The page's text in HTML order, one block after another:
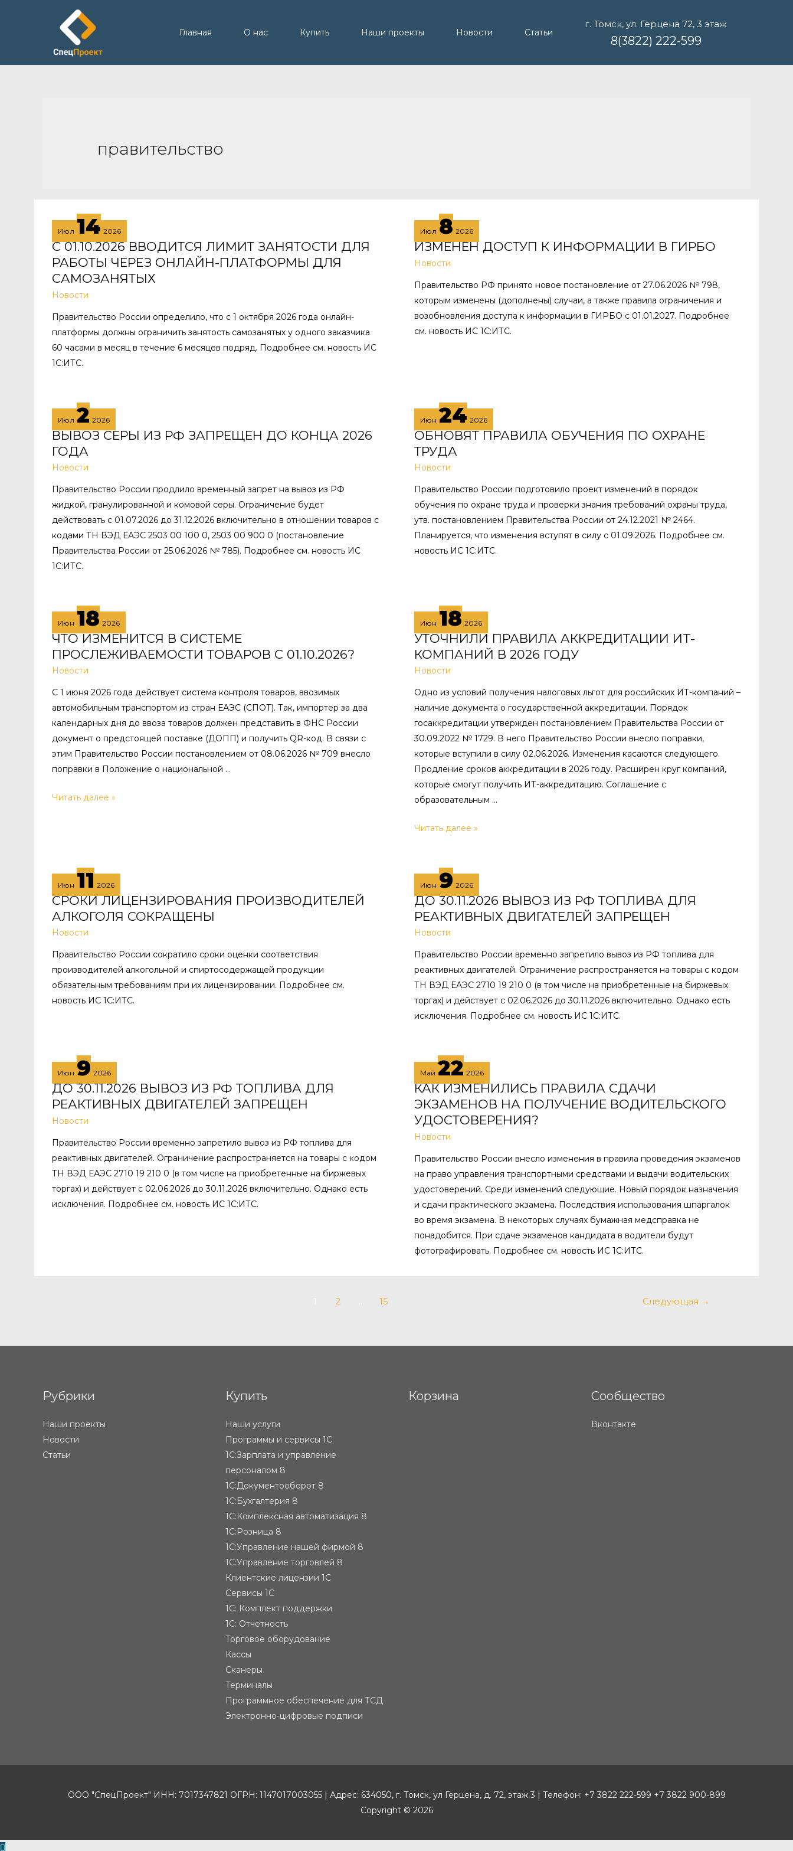
Главная О нас Купить Наши проекты Новости Статьи
г. Томск, ул. Герцена 72, 3 этаж
8(3822) 222-599
правительство
Июл 14 2026
С 01.10.2026 ВВОДИТСЯ ЛИМИТ ЗАНЯТОСТИ ДЛЯ
РАБОТЫ ЧЕРЕЗ ОНЛАЙН-ПЛАТФОРМЫ ДЛЯ
САМОЗАНЯТЫХ
Новости
Правительство России определило, что с 1 октября 2026 года онлайн-
платформы должны ограничить занятость самозанятых у одного заказчика
60 часами в месяц в течение 6 месяцев подряд. Подробнее см. новость ИС
1С:ИТС.
Июл 8 2026
ИЗМЕНЕН ДОСТУП К ИНФОРМАЦИИ В ГИРБО
Новости
Правительство РФ принято новое постановление от 27.06.2026 № 798,
которым изменены (дополнены) случаи, а также правила ограничения и
возобновления доступа к информации в ГИРБО с 01.01.2027. Подробнее
см. новость ИС 1С:ИТС.
Июл 2 2026
ВЫВОЗ СЕРЫ ИЗ РФ ЗАПРЕЩЕН ДО КОНЦА 2026
ГОДА
Новости
Правительство России продлило временный запрет на вывоз из РФ
жидкой, гранулированной и комовой серы. Ограничение будет
действовать с 01.07.2026 до 31.12.2026 включительно в отношении товаров с
кодами ТН ВЭД ЕАЭС 2503 00 100 0, 2503 00 900 0 (постановление
Правительства России от 25.06.2026 № 785). Подробнее см. новость ИС
1С:ИТС.
Июн 24 2026
ОБНОВЯТ ПРАВИЛА ОБУЧЕНИЯ ПО ОХРАНЕ
ТРУДА
Новости
Правительство России подготовило проект изменений в порядок
обучения по охране труда и проверки знания требований охраны труда,
утв. постановлением Правительства России от 24.12.2021 № 2464.
Планируется, что изменения вступят в силу с 01.09.2026. Подробнее см.
новость ИС 1С:ИТС.
Июн 18 2026
ЧТО ИЗМЕНИТСЯ В СИСТЕМЕ
ПРОСЛЕЖИВАЕМОСТИ ТОВАРОВ С 01.10.2026?
Новости
С 1 июня 2026 года действует система контроля товаров, ввозимых
автомобильным транспортом из стран ЕАЭС (СПОТ). Так, импортер за два
календарных дня до ввоза товаров должен представить в ФНС России
документ о предстоящей поставке (ДОПП) и получить QR-код. В связи с
этим Правительство России постановлением от 08.06.2026 № 709 внесло
поправки в Положение о национальной …
ЧТО
ТОВАРОВ
01.10.2026?
Читать далее »
Июн 18 2026
УТОЧНИЛИ ПРАВИЛА АККРЕДИТАЦИИ ИT-
КОМПАНИЙ В 2026 ГОДУ
Новости
Одно из условий получения налоговых льгот для российских ИТ-компаний –
наличие документа о государственной аккредитации. Порядок
госаккредитации утвержден постановлением Правительства России от
30.09.2022 № 1729. В него Правительство России внесло поправки,
которые вступили в силу 02.06.2026. Изменения касаются следующего.
Продление сроков аккредитации в 2026 году. Расширен круг компаний,
которые смогут получить ИТ-аккредитацию. Соглашение с
образовательным …
УТОЧНИЛИ
ИT-
КОМПАНИЙ
В
2026
ГОДУ
Читать далее »
Июн 11 2026
СРОКИ ЛИЦЕНЗИРОВАНИЯ ПРОИЗВОДИТЕЛЕЙ
АЛКОГОЛЯ СОКРАЩЕНЫ
Новости
Правительство России сократило сроки оценки соответствия
производителей алкогольной и спиртосодержащей продукции
обязательным требованиям при их лицензировании. Подробнее см.
новость ИС 1С:ИТС.
Июн 9 2026
ДО 30.11.2026 ВЫВОЗ ИЗ РФ ТОПЛИВА ДЛЯ
РЕАКТИВНЫХ ДВИГАТЕЛЕЙ ЗАПРЕЩЕН
Новости
Правительство России временно запретило вывоз из РФ топлива для
реактивных двигателей. Ограничение распространяется на товары с кодом
ТН ВЭД ЕАЭС 2710 19 210 0 (в том числе на приобретенные на биржевых
торгах) и действует с 02.06.2026 до 30.11.2026 включительно. Однако есть
исключения. Подробнее см. новость ИС 1С:ИТС.
Июн 9 2026
ДО 30.11.2026 ВЫВОЗ ИЗ РФ ТОПЛИВА ДЛЯ
РЕАКТИВНЫХ ДВИГАТЕЛЕЙ ЗАПРЕЩЕН
Новости
Правительство России временно запретило вывоз из РФ топлива для
реактивных двигателей. Ограничение распространяется на товары с кодом
ТН ВЭД ЕАЭС 2710 19 210 0 (в том числе на приобретенные на биржевых
торгах) и действует с 02.06.2026 до 30.11.2026 включительно. Однако есть
исключения. Подробнее см. новость ИС 1С:ИТС.
Май 22 2026
КАК ИЗМЕНИЛИСЬ ПРАВИЛА СДАЧИ
ЭКЗАМЕНОВ НА ПОЛУЧЕНИЕ ВОДИТЕЛЬСКОГО
УДОСТОВЕРЕНИЯ?
Новости
Правительство России внесло изменения в правила проведения экзаменов
на право управления транспортными средствами и выдачи водительских
удостоверений. Среди изменений следующие. Новый порядок назначения
и сдачи практического экзамена. Последствия использования шпаргалок
во время экзамена. В некоторых случаях бумажная медсправка не
понадобится. При сдаче экзаменов кандидата в водители будут
фотографировать. Подробнее см. новость ИС 1С:ИТС.
2 15 Следующая →
Рубрики
Наши проекты
Новости
Статьи
Купить
Наши услуги
Программы и сервисы 1С
1С:Зарплата и управление
персоналом 8
1С:Документооборот 8
1С:Бухгалтерия 8
1С:Комплексная автоматизация 8
1С:Розница 8
1С:Управление нашей фирмой 8
1С:Управление торговлей 8
Клиентские лицензии 1С
Сервисы 1С
1С: Комплект поддержки
1С: Отчетность
Торговое оборудование
Кассы
Сканеры
Терминалы
Программное обеспечение для ТСД
Электронно-цифровые подписи
Корзина Сообщество
Вконтакте
ООО "СпецПроект" ИНН: 7017347821 ОГРН: 1147017003055 | Адрес: 634050, г. Томск, ул Герцена, д. 72, этаж 3 | Телефон: +7 3822 222-599 +7 3822 900-899
Copyright © 2026